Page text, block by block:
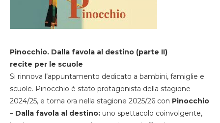
Pinocchio. Dalla favola al destino (parte II)
recite per le scuole
Si rinnova l’appuntamento dedicato a bambini, famiglie e
scuole. Pinocchio è stato protagonista della stagione
2024/25, e torna ora nella stagione 2025/26 con Pinocchio
– Dalla favola al destino: uno spettacolo coinvolgente,